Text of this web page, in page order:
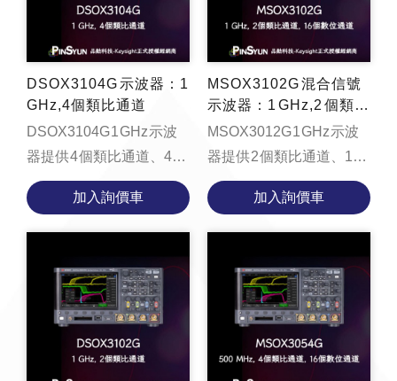
DSOX3104G 示波器：1
GHz,4個類比通道
DSOX3104G 1 GHz 示波
器提供 4 個類比通道、4
Mpts 記憶體、每秒
1,000,000 個波形的更新速
率、支援區域觸控觸發的
加入詢價車
MSOX3102G 混合信號
示波器：1 GHz,2 個類比
通道和 16 個數位通道
MSOX3012G 1 GHz 示波
器提供 2 個類比通道、16
個數位通道、4 Mpts 記憶
體、每秒 1,000,000 個波
形的更新速率、支援區域
加入詢價車